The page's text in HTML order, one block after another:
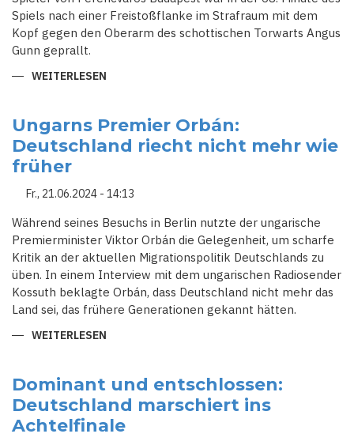
Spiels nach einer Freistoßflanke im Strafraum mit dem
Kopf gegen den Oberarm des schottischen Torwarts Angus
Gunn geprallt.
WEITERLESEN
UNGARNS
EM-
SIEG
GEGEN
Ungarns Premier Orbán:
Deutschland riecht nicht mehr wie
früher
Fr., 21.06.2024 - 14:13
Während seines Besuchs in Berlin nutzte der ungarische
Premierminister Viktor Orbán die Gelegenheit, um scharfe
Kritik an der aktuellen Migrationspolitik Deutschlands zu
üben. In einem Interview mit dem ungarischen Radiosender
Kossuth beklagte Orbán, dass Deutschland nicht mehr das
Land sei, das frühere Generationen gekannt hätten.
WEITERLESEN
DEUTSCHLAND
RIECHT
NICHT
MEHR
WIE
FRÜHER
Dominant und entschlossen:
Deutschland marschiert ins
Achtelfinale